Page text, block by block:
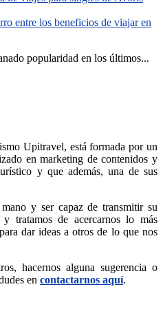
entre los beneficios de viajar en
popularidad en los últimos...
Upitravel, está formada por un
en marketing de contenidos y
y que además, una de sus
y ser capaz de transmitir su
tratamos de acercarnos lo más
dar ideas a otros de lo que nos
hacernos alguna sugerencia o
en contactarnos aquí.